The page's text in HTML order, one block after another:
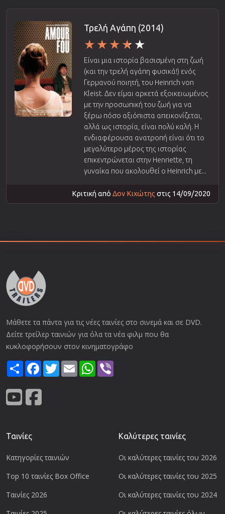
Τρελή Αγάπη (2014)
Είναι μια ιστορία βασισμένη στη ζωή
(και την τρελή αγάπη φυσικά!) ενός
Γερμανού ποιητή, του Heinrich von
Kleist. Δεν είμαι αρκετά εξοικειωμένος
με την προσωπική του ζωή για να
ξέρω πόσο αξιόπιστα απεικονίζεται,
αλλά ως ιστορία, είναι πολύ καλή. Η
ενδιαφέρουσα ανατροπή είναι ότι το
μεγαλύτερο μέρος της ιστορίας
επικεντρώνεται στην Henriette, τη
γυναίκα που ακολουθεί ο Heinrich με...
Κριτική από Δον Κιχώτης στις 14/09/2020
Μάθετε τα πάντα για τις νέες ταινίες στο σινεμά και σε DVD.
Δείτε τρείλερ ταινιών για όλα τα νέα φιλμ που θα
κυκλοφορήσουν στον κινηματογράφο
ShareFacebook
TwitterEmail WhatsApp
Ταινίες
Κατηγορίες ταινιών
Top 10 ταινίες Box Office
Ταινίες 2026
Καλύτερες ταινίες
Οι καλύτερες ταινίες του 2026
Οι καλύτερες ταινίες του 2025
Οι καλύτερες ταινίες του 2024